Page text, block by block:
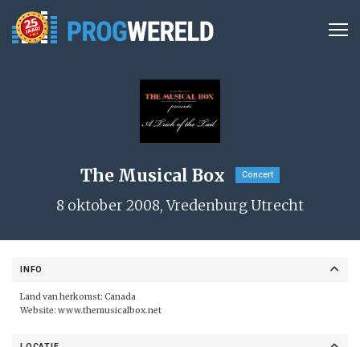
The Musical Box Concert
8 oktober 2008, Vredenburg Utrecht
INFO
Land van herkomst: Canada
Website: www.themusicalbox.net